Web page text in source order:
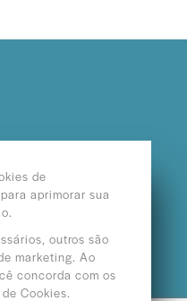
de
aprimorar sua
outros são
marketing. Ao
concorda com os
Cookies.